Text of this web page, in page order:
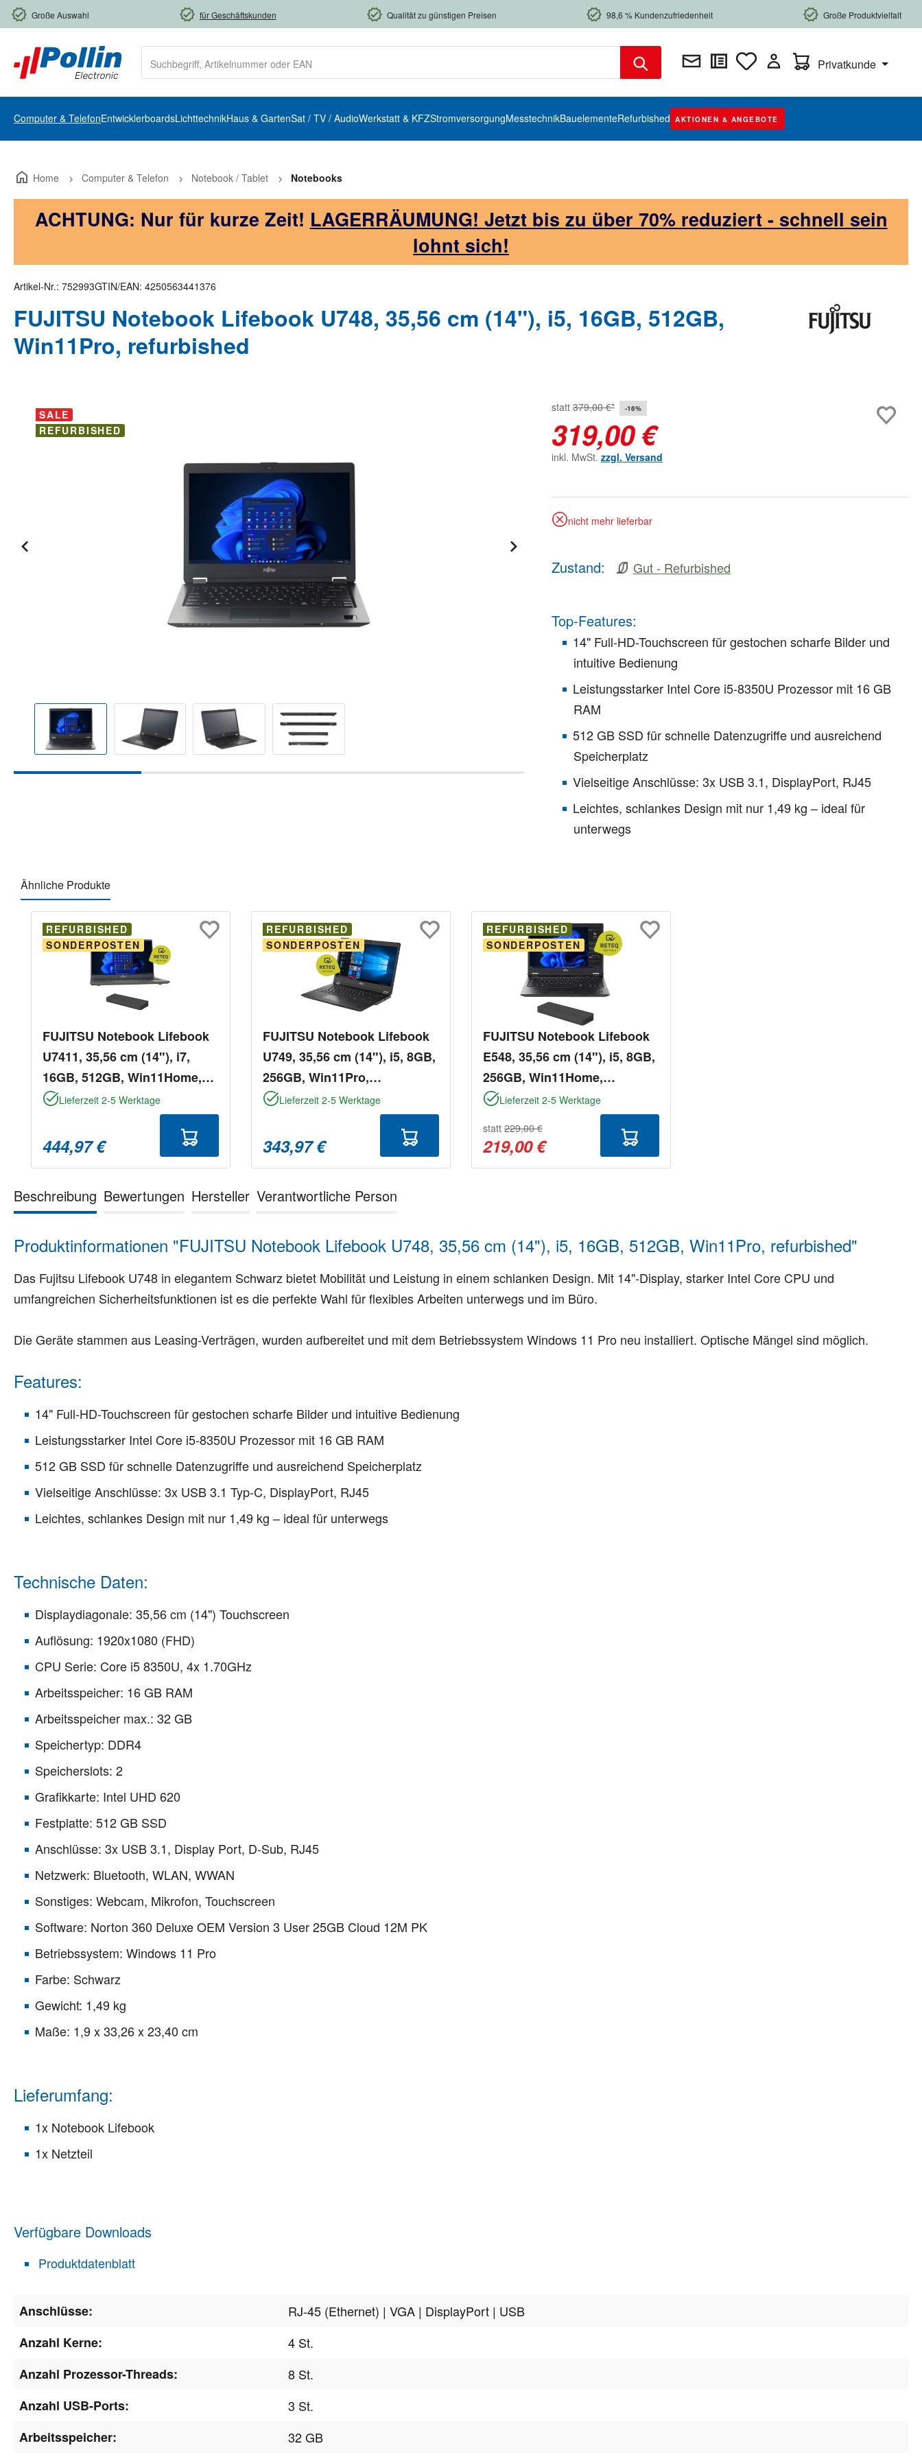
Hauptinhalt springen
Zur Suche springen
Zur Hauptnavigation springen
Große Auswahl für Geschäftskunden Qualität zu günstigen Preisen 98,6 % Kundenzufriedenheit Große Produktvielfalt
Warenkorb enthält 0
Privatkunde
Computer & TelefonEntwicklerboardsLichttechnikHaus & GartenSat / TV / AudioWerkstatt & KFZStromversorgungMesstechnikBauelementeRefurbished AKTIONEN & ANGEBOTE
Home Computer & Telefon Notebook / Tablet Notebooks
ACHTUNG: Nur für kurze Zeit! LAGERRÄUMUNG! Jetzt bis zu über 70% reduziert - schnell sein
lohnt sich!
Artikel-Nr.: 752993GTIN/EAN: 4250563441376
FUJITSU Notebook Lifebook U748, 35,56 cm (14"), i5, 16GB, 512GB,
Win11Pro, refurbished
Bildergalerie überspringen
SALE
REFURBISHED
statt 379,00 €* -16%
319,00 €
inkl. MwSt. zzgl. Versand
nicht mehr lieferbar
Zustand: Gut - Refurbished
Top-Features:
14" Full-HD-Touchscreen für gestochen scharfe Bilder und
intuitive Bedienung
Leistungsstarker Intel Core i5-8350U Prozessor mit 16 GB
RAM
512 GB SSD für schnelle Datenzugriffe und ausreichend
Speicherplatz
Vielseitige Anschlüsse: 3x USB 3.1, DisplayPort, RJ45
Leichtes, schlankes Design mit nur 1,49 kg – ideal für
unterwegs
Ähnliche Produkte
Produktgalerie überspringen
REFURBISHED
SONDERPOSTEN
FUJITSU Notebook Lifebook
U7411, 35,56 cm (14"), i7,
16GB, 512GB, Win11Home,
refurbished
Lieferzeit 2-5 Werktage
444,97 €
REFURBISHED
SONDERPOSTEN
FUJITSU Notebook Lifebook
U749, 35,56 cm (14"), i5, 8GB,
256GB, Win11Pro,
refurbished
Lieferzeit 2-5 Werktage
343,97 €
REFURBISHED
SONDERPOSTEN
FUJITSU Notebook Lifebook
E548, 35,56 cm (14"), i5, 8GB,
256GB, Win11Home,
refurbished
Lieferzeit 2-5 Werktage
statt 229,00 €
219,00 €
Beschreibung Bewertungen Hersteller Verantwortliche Person
Produktinformationen "FUJITSU Notebook Lifebook U748, 35,56 cm (14"), i5, 16GB, 512GB, Win11Pro, refurbished"
Das Fujitsu Lifebook U748 in elegantem Schwarz bietet Mobilität und Leistung in einem schlanken Design. Mit 14"-Display, starker Intel Core CPU und
umfangreichen Sicherheitsfunktionen ist es die perfekte Wahl für flexibles Arbeiten unterwegs und im Büro.
Die Geräte stammen aus Leasing-Verträgen, wurden aufbereitet und mit dem Betriebssystem Windows 11 Pro neu installiert. Optische Mängel sind möglich.
Features:
14" Full-HD-Touchscreen für gestochen scharfe Bilder und intuitive Bedienung
Leistungsstarker Intel Core i5-8350U Prozessor mit 16 GB RAM
512 GB SSD für schnelle Datenzugriffe und ausreichend Speicherplatz
Vielseitige Anschlüsse: 3x USB 3.1 Typ-C, DisplayPort, RJ45
Leichtes, schlankes Design mit nur 1,49 kg – ideal für unterwegs
Technische Daten:
Displaydiagonale: 35,56 cm (14") Touchscreen
Auflösung: 1920x1080 (FHD)
CPU Serie: Core i5 8350U, 4x 1.70GHz
Arbeitsspeicher: 16 GB RAM
Arbeitsspeicher max.: 32 GB
Speichertyp: DDR4
Speicherslots: 2
Grafikkarte: Intel UHD 620
Festplatte: 512 GB SSD
Anschlüsse: 3x USB 3.1, Display Port, D-Sub, RJ45
Netzwerk: Bluetooth, WLAN, WWAN
Sonstiges: Webcam, Mikrofon, Touchscreen
Software: Norton 360 Deluxe OEM Version 3 User 25GB Cloud 12M PK
Betriebssystem: Windows 11 Pro
Farbe: Schwarz
Gewicht: 1,49 kg
Maße: 1,9 x 33,26 x 23,40 cm
Lieferumfang:
1x Notebook Lifebook
1x Netzteil
Verfügbare Downloads
Produktdatenblatt
Anschlüsse: RJ-45 (Ethernet) | VGA | DisplayPort | USB
Anzahl Kerne:
4 St.
Anzahl Prozessor-Threads:
8 St.
Anzahl USB-Ports:
3 St.
Arbeitsspeicher:
32 GB